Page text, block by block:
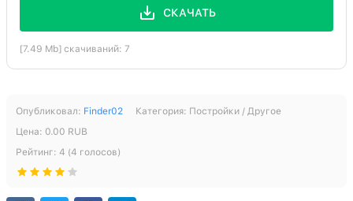
СКАЧАТЬ
[7.49 Mb] скачиваний: 7
Опубликовал: Finder02 Категория: Постройки / Другое
Цена: 0.00 RUB
Рейтинг: 4 (4 голосов)